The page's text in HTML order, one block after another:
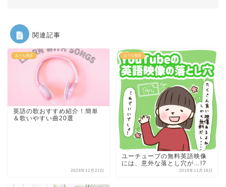
関連記事
おうち英語
英語の歌おすすめ紹介！簡単
＆歌いやすい曲20選
2024年11月22日
おうち英語
ユーチューブの無料英語映像
には、意外な落とし穴が…!?
2019年11月18日